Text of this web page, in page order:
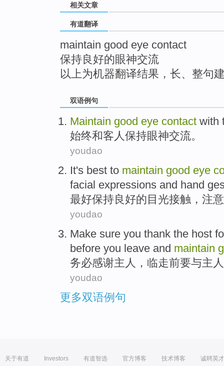
相关文章
有道翻译
maintain good eye contact
保持良好的眼神交流
以上为机器翻译结果，长、整句
双语例句
Maintain good eye contact with
始终和客人保持眼神交流。
youdao
It's best to maintain good eye
facial expressions and hand
最好保持良好的 目光接触 ， 注意
youdao
Make sure you thank the host
before you leave and maintain
务必感谢主人 ，临走前要与主人
youdao
更多双语例句
关于有道 Investors 有道智选 官方博客 技术博客 诚聘英才